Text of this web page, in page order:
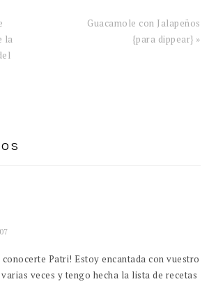
la
Siguiente
Guacamole con Jalapeños
{para dippear} »
Patri! Estoy encantada con vuestro
veces y tengo hecha la lista de recetas